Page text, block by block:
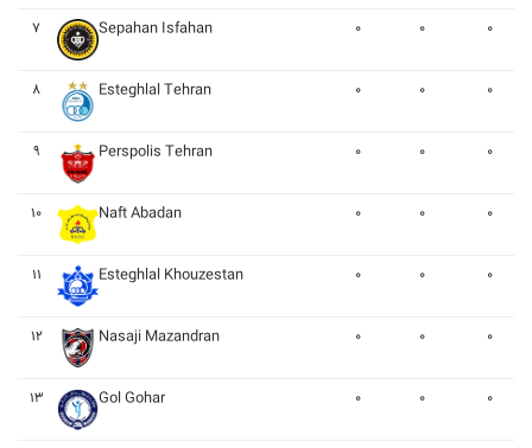
۷ Sepahan Isfahan ۰ ۰ ۰
۸ Esteghlal Tehran ۰ ۰ ۰
۹ Perspolis Tehran ۰ ۰ ۰
۱۰ Naft Abadan ۰ ۰ ۰
۱۱ Esteghlal Khouzestan ۰ ۰ ۰
۱۲ Nasaji Mazandran ۰ ۰ ۰
۱۳ Gol Gohar ۰ ۰ ۰